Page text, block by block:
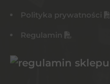
Polityka prywatności
Regulamin